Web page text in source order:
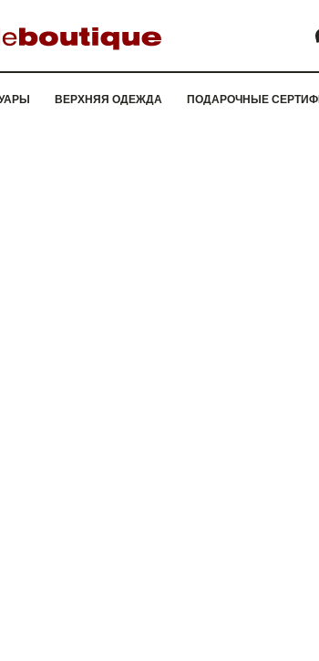
ВЕРХНЯЯ ОДЕЖДА ПОДАРОЧНЫЕ